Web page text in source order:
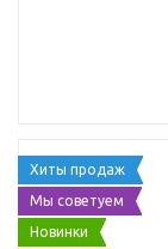
Хиты продаж
Мы советуем
Новинки